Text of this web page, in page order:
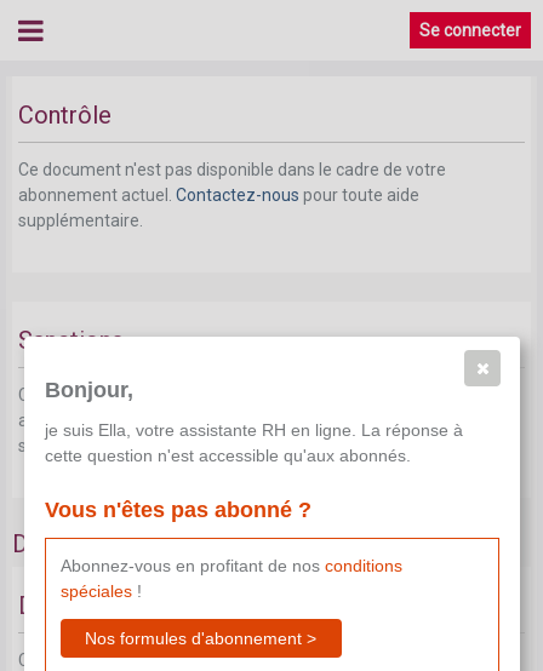
Se connecter
Contrôle
Ce document n'est pas disponible dans le cadre de votre
abonnement actuel. Contactez-nous pour toute aide
supplémentaire.
Sanctions
Ce document n'est pas disponible dans le cadre de votre
abonnement actuel.
Contactez-nous
pour toute aide
supplémentaire.
Droits et libertés
Droit de refuser
Ce document n'est pas disponible dans le cadre de votre
Bonjour,
je suis Ella, votre assistante RH en ligne. La réponse à
cette question n'est accessible qu'aux abonnés.
Vous n'êtes pas abonné ?
Abonnez-vous en profitant de nos conditions
spéciales!
Nos formules d'abonnement >